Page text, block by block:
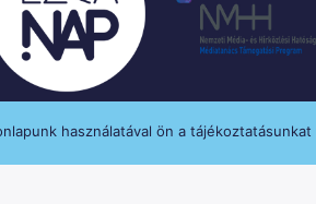
használatával ön a